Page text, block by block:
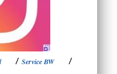
/ Service BW
/